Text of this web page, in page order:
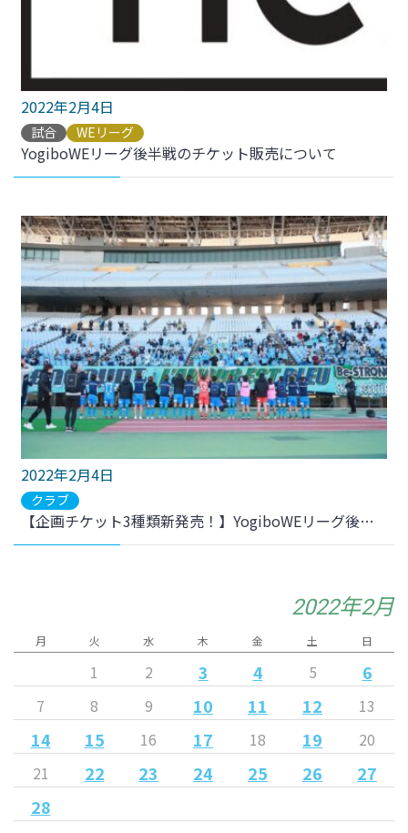
2022年2月4日
試合 WEリーグ
YogiboWEリーグ後半戦のチケット販売について
2022年2月4日
クラブ
【企画チケット3種類新発売！】YogiboWEリーグ後半戦よりスタート！
2022年2月
月 火 水 木 金 土 日
1 2 3 4 5 6
7 8 9 10 11 12 13
14 15 16 17 18 19
20
21
22 23 24 25 26
27
28